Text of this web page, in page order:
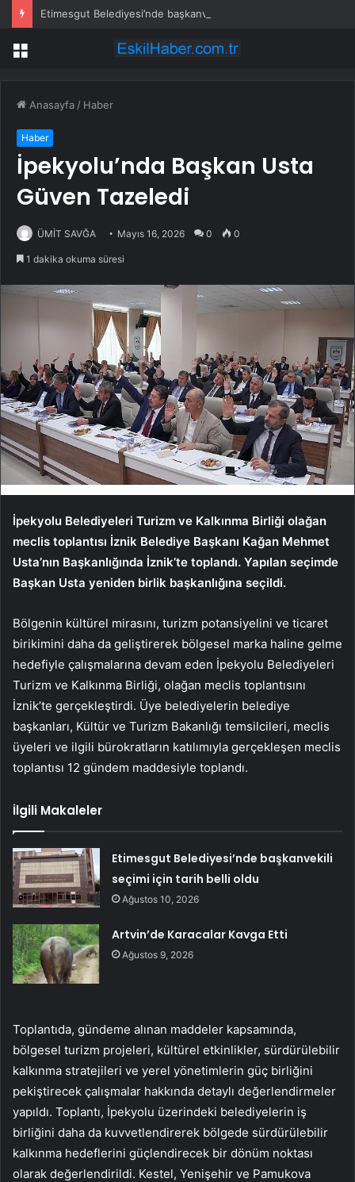
Menü
Anasayfa / Haber
Haber
İpekyolu’nda Başkan Usta
Güven Tazeledi
ÜMİT SAVĞA Mayıs 16, 2026 0 0
1 dakika okuma süresi
İpekyolu Belediyeleri Turizm ve Kalkınma Birliği olağan
meclis toplantısı İznik Belediye Başkanı Kağan Mehmet
Usta’nın Başkanlığında İznik’te toplandı. Yapılan seçimde
Başkan Usta yeniden birlik başkanlığına seçildi.
Bölgenin kültürel mirasını, turizm potansiyelini ve ticaret
birikimini daha da geliştirerek bölgesel marka haline gelme
hedefiyle çalışmalarına devam eden İpekyolu Belediyeleri
Turizm ve Kalkınma Birliği, olağan meclis toplantısını
İznik’te gerçekleştirdi. Üye belediyelerin belediye
başkanları, Kültür ve Turizm Bakanlığı temsilcileri, meclis
üyeleri ve ilgili bürokratların katılımıyla gerçekleşen meclis
toplantısı 12 gündem maddesiyle toplandı.
İlgili Makaleler
Etimesgut Belediyesi’nde başkanvekili
seçimi için tarih belli oldu
Ağustos 10, 2026
Artvin’de Karacalar Kavga Etti
Ağustos 9, 2026
Toplantıda, gündeme alınan maddeler kapsamında,
bölgesel turizm projeleri, kültürel etkinlikler, sürdürülebilir
kalkınma stratejileri ve yerel yönetimlerin güç birliğini
pekiştirecek çalışmalar hakkında detaylı değerlendirmeler
yapıldı. Toplantı, İpekyolu üzerindeki belediyelerin iş
birliğini daha da kuvvetlendirerek bölgede sürdürülebilir
kalkınma hedeflerini güçlendirecek bir dönüm noktası
olarak değerlendirildi. Kestel, Yenişehir ve Pamukova